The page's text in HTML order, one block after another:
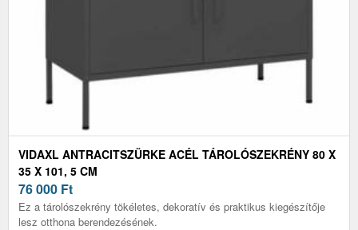
VIDAXL ANTRACITSZÜRKE ACÉL TÁROLÓSZEKRÉNY 80 X
35 X 101, 5 CM
76 000 Ft
Ez a tárolószekrény tökéletes, dekoratív és praktikus kiegészítője
lesz otthona berendezésének.